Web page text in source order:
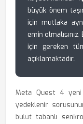
büyük önem
için mutlaka
emin
için gereken
açıklamaktadır.
Meta Quest 4 yeni
yedeklenir
bulut tabanlı